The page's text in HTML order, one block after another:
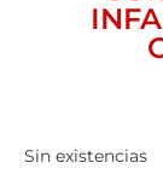
Sin existencias